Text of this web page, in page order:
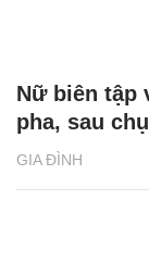
GIA ĐÌNH
Nữ biên tập
pha, sau